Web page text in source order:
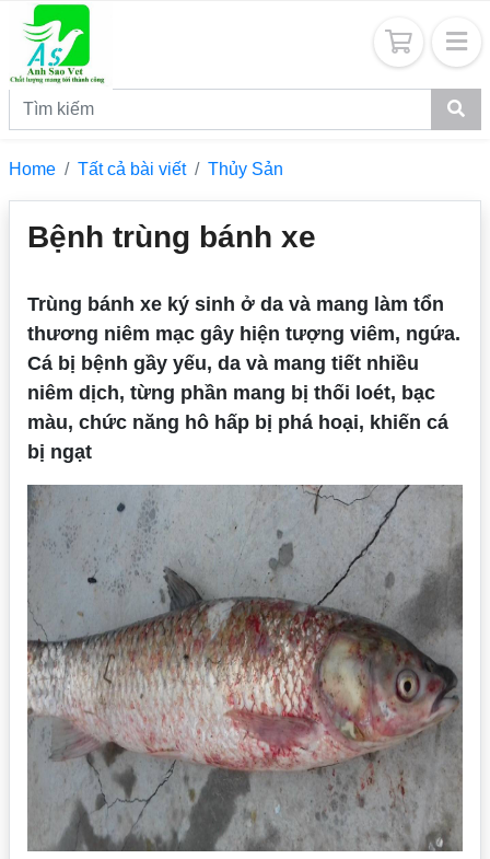
Home Tất cả bài viết Thủy Sản
Bệnh trùng bánh xe
Trùng bánh xe ký sinh ở da và mang làm tổn
thương niêm mạc gây hiện tượng viêm, ngứa.
Cá bị bệnh gầy yếu, da và mang tiết nhiều
niêm dịch, từng phần mang bị thối loét, bạc
màu, chức năng hô hấp bị phá hoại, khiến cá
bị ngạt